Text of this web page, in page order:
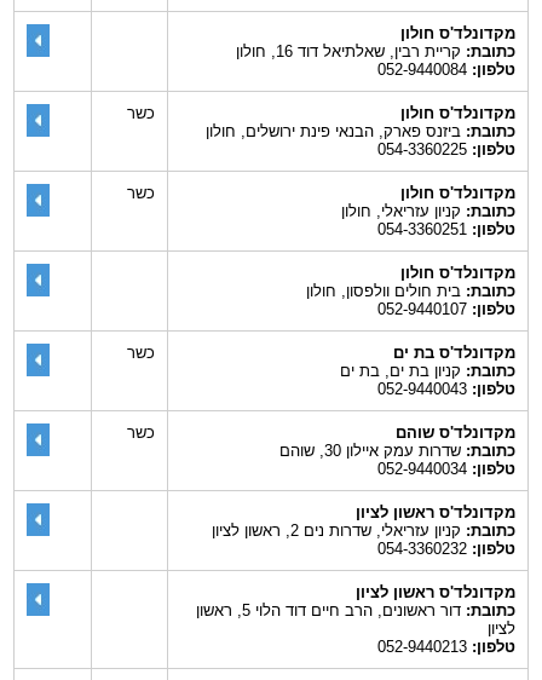
מקדונלד'ס חולון
כתובת:קריית רבין, שאלתיאל דוד 16, חולון
טלפון:052-9440084
מקדונלד'ס חולון
כתובת:ביזנס פארק, הבנאי פינת ירושלים, חולון
טלפון:054-3360225
כשר
מקדונלד'ס חולון
כתובת:קניון עזריאלי, חולון
טלפון:054-3360251
כשר
מקדונלד'ס חולון
כתובת:בית חולים וולפסון, חולון
טלפון:052-9440107
מקדונלד'ס בת ים
כתובת:קניון בת ים, בת ים
טלפון:052-9440043
כשר
מקדונלד'ס שוהם
כתובת:שדרות עמק איילון 30, שוהם
טלפון:052-9440034
כשר
מקדונלד'ס ראשון לציון
כתובת:קניון עזריאלי, שדרות נים 2, ראשון לציון
טלפון:054-3360232
מקדונלד'ס ראשון לציון
כתובת:
דור ראשונים, הרב חיים דוד הלוי 5, ראשון
לציון
טלפון:052-9440213